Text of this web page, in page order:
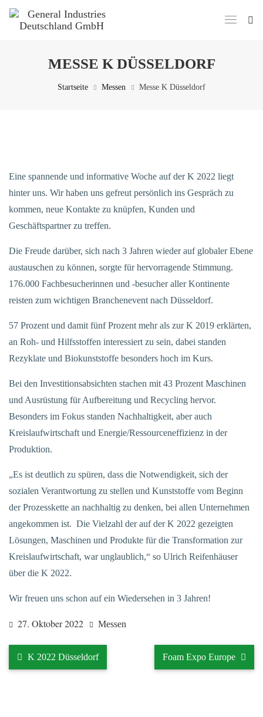
MESSE K DÜSSELDORF
Startseite Messen Messe K Düsseldorf
Eine spannende und informative Woche auf der K 2022 liegt
hinter uns. Wir haben uns gefreut persönlich ins Gespräch zu
kommen, neue Kontakte zu knüpfen, Kunden und
Geschäftspartner zu treffen.
Die Freude darüber, sich nach 3 Jahren wieder auf globaler Ebene
austauschen zu können, sorgte für hervorragende Stimmung.
176.000 Fachbesucherinnen und -besucher aller Kontinente
reisten zum wichtigen Branchenevent nach Düsseldorf.
57 Prozent und damit fünf Prozent mehr als zur K 2019 erklärten,
an Roh- und Hilfsstoffen interessiert zu sein, dabei standen
Rezyklate und Biokunststoffe besonders hoch im Kurs.
Bei den Investitionsabsichten stachen mit 43 Prozent Maschinen
und Ausrüstung für Aufbereitung und Recycling hervor.
Besonders im Fokus standen Nachhaltigkeit, aber auch
Kreislaufwirtschaft und Energie/Ressourceneffizienz in der
Produktion.
„Es ist deutlich zu spüren, dass die Notwendigkeit, sich der
sozialen Verantwortung zu stellen und Kunststoffe vom Beginn
der Prozesskette an nachhaltig zu denken, bei allen Unternehmen
angekommen ist. Die Vielzahl der auf der K 2022 gezeigten
Lösungen, Maschinen und Produkte für die Transformation zur
Kreislaufwirtschaft, war unglaublich,“ so Ulrich Reifenhäuser
über die K 2022.
Wir freuen uns schon auf ein Wiedersehen in 3 Jahren!
27. Oktober 2022 Messen
K 2022 Düsseldorf Foam Expo Europe